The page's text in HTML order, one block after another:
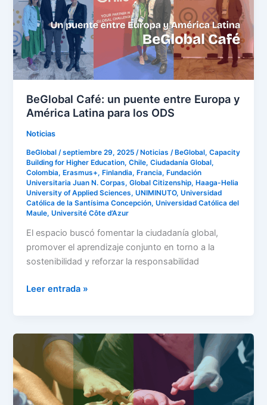
BeGlobal Café: un puente entre Europa y
América Latina para los ODS
Noticias
BeGlobal/septiembre 29, 2025/ Noticias / BeGlobal,Capacity
Building for Higher Education,Chile,Ciudadanía Global,
Colombia, Erasmus+, Finlandia, Francia, Fundación
Universitaria Juan N. Corpas,Global Citizenship, Haaga-Helia
University of Applied Sciences,UNIMINUTO,Universidad
Católica de la Santísima Concepción,Universidad Católica del
Maule,Université Côte d’Azur
El espacio buscó fomentar la ciudadanía global,
promover el aprendizaje conjunto en torno a la
sostenibilidad y reforzar la responsabilidad
entre
Europa
y
América
Latina
para
los
ODS
Leer entrada »
Serious
Game
for
Inclusion:
An